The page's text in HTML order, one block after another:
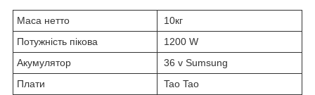
Маса нетто
10кг
Потужність пікова
1200 W
Акумулятор
36 v Sumsung
Плати
Tao Tao